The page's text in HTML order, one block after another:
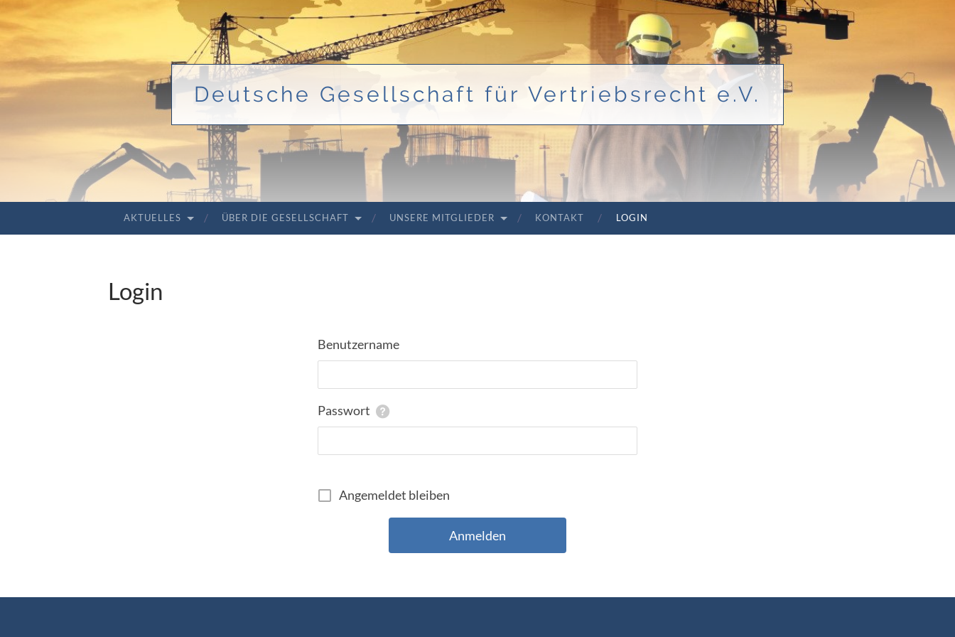
Deutsche Gesellschaft für Vertriebsrecht e.V.
ZUM INHALT SPRINGENAKTUELLES ÜBER DIE GESELLSCHAFT UNSERE MITGLIEDER KONTAKT LOGIN
Login
Benutzername
Passwort
Angemeldet bleiben